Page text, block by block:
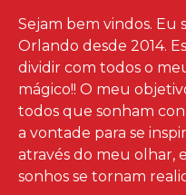
Sejam bem vindos. Eu
Orlando desde 2014.
dividir com todos o
mágico!! O meu
todos que sonham
a vontade para se
através do meu olhar,
sonhos se tornam